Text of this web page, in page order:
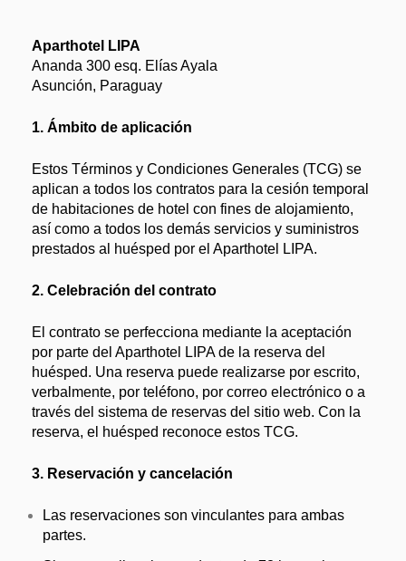
Aparthotel LIPA
Ananda 300 esq. Elías Ayala
Asunción, Paraguay
1. Ámbito de aplicación
Estos Términos y Condiciones Generales (TCG) se
aplican a todos los contratos para la cesión temporal
de habitaciones de hotel con fines de alojamiento,
así como a todos los demás servicios y suministros
prestados al huésped por el Aparthotel LIPA.
2. Celebración del contrato
El contrato se perfecciona mediante la aceptación
por parte del Aparthotel LIPA de la reserva del
huésped. Una reserva puede realizarse por escrito,
verbalmente, por teléfono, por correo electrónico o a
través del sistema de reservas del sitio web. Con la
reserva, el huésped reconoce estos TCG.
3. Reservación y cancelación
Las reservaciones son vinculantes para ambas
partes.